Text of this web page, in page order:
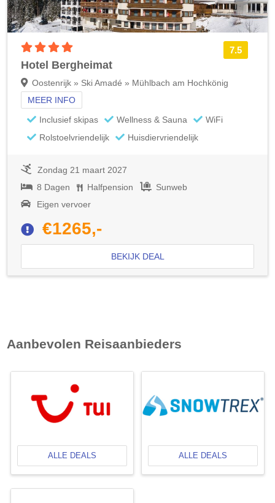
7.5
Hotel Bergheimat
Oostenrijk » Ski Amadé » Mühlbach am Hochkönig
MEER INFO
Inclusief skipas
Wellness & Sauna
WiFi
Rolstoelvriendelijk
Huisdiervriendelijk
Zondag 21 maart 2027
8 Dagen
Halfpension
Sunweb
Eigen vervoer
€1265,-
BEKIJK DEAL
Aanbevolen Reisaanbieders
ALLE DEALS ALLE DEALS